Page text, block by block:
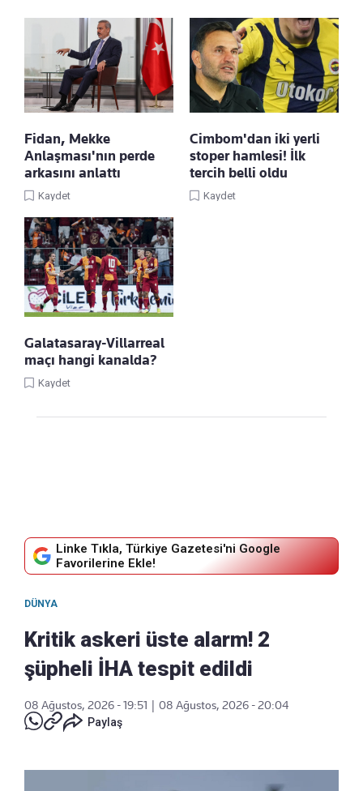
Fidan, Mekke
Anlaşması'nın perde
arkasını anlattı
Kaydet
Cimbom'dan iki yerli
stoper hamlesi! İlk
tercih belli oldu
Kaydet
Galatasaray-Villarreal
maçı hangi kanalda?
Kaydet
Linke Tıkla, Türkiye Gazetesi'ni Google
Favorilerine Ekle!
DÜNYA
Kritik askeri üste alarm! 2
şüpheli İHA tespit edildi
08 Ağustos, 2026 - 19:51 | 08 Ağustos, 2026 - 20:04
Paylaş